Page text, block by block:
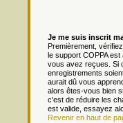
Je me suis inscrit
Premièrement,
le support COPPA
vous avez reçues. Si
enregistrements
aurait dû vous
alors êtes-vous bien
c'est de réduire les
est valide, essayez
Revenir en haut de